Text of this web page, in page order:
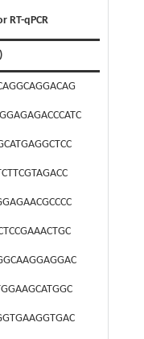
RT-qPCR